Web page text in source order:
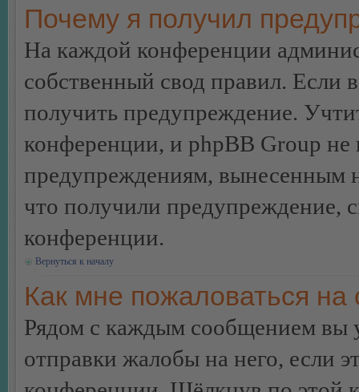
Почему я получил
На каждой конференции
собственный свод правил.
получить предупреждение.
конференции, и phpBB Group не
предупреждениям, вынесенным
что получили предупреждение,
конференции.
Вернуться к началу
Как мне пожаловаться
Рядом с каждым сообщением вы
отправки жалобы на него, если